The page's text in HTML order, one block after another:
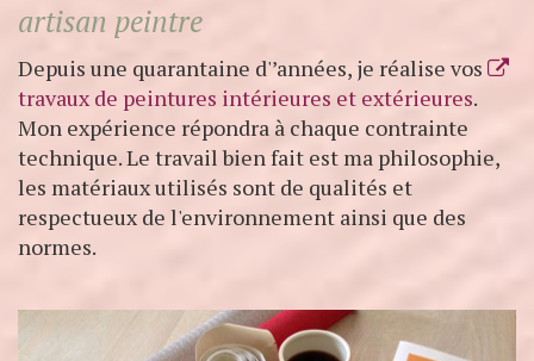
artisan peintre
Depuis une quarantaine d'’années, je réalise vos
travaux de peintures intérieures et extérieures.
Mon expérience répondra à chaque contrainte
technique. Le travail bien fait est ma philosophie,
les matériaux utilisés sont de qualités et
respectueux de l'environnement ainsi que des
normes.